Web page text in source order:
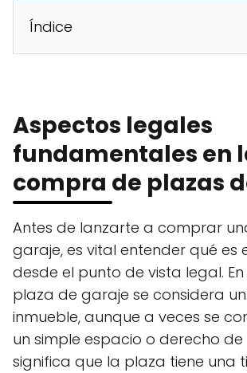
Índice
Aspectos legales
fundamentales en
compra de plazas
Antes de lanzarte a comprar
garaje, es vital entender qué es
desde el punto de vista legal.
plaza de garaje se considera
inmueble, aunque a veces se
un simple espacio o derecho de
significa que la plaza tiene una